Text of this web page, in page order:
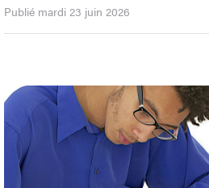
Publié mardi 23 juin 2026